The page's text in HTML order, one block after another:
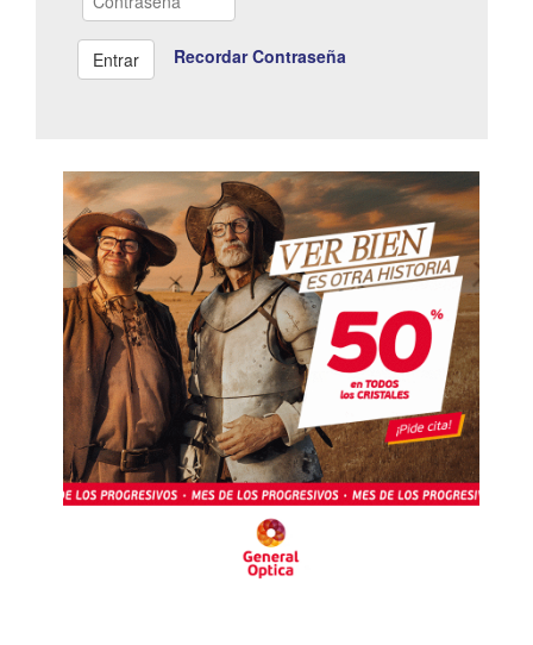
Recordar Contraseña